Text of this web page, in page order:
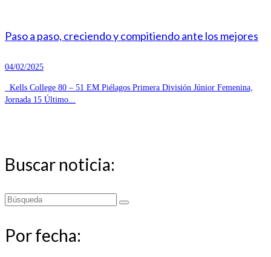
Paso a paso, creciendo y compitiendo ante los mejores
04/02/2025
Kells College 80 – 51 EM Piélagos Primera División Júnior Femenina,
Jornada 15 Último...
Buscar noticia:
Buscar
Por fecha: